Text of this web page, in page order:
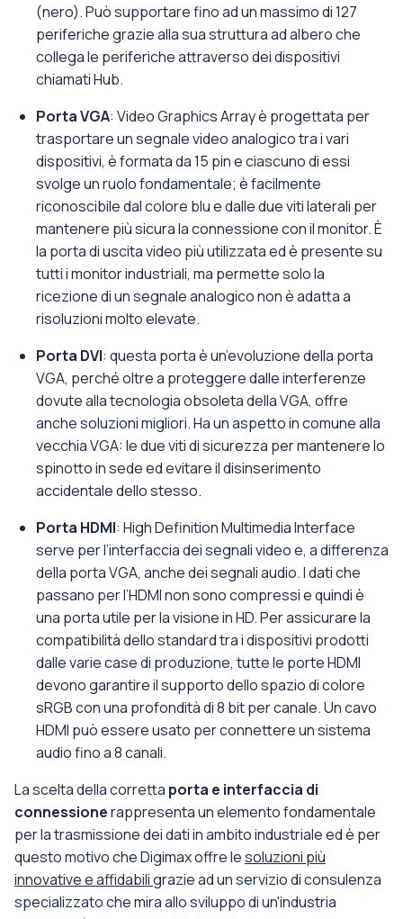
(nero). Può supportare fino ad un massimo di 127
periferiche grazie alla sua struttura ad albero che
collega le periferiche attraverso dei dispositivi
chiamati Hub.
Porta VGA: Video Graphics Array è progettata per
trasportare un segnale video analogico tra i vari
dispositivi, è formata da 15 pin e ciascuno di essi
svolge un ruolo fondamentale; è facilmente
riconoscibile dal colore blu e dalle due viti laterali per
mantenere più sicura la connessione con il monitor. È
la porta di uscita video più utilizzata ed è presente su
tutti i monitor industriali, ma permette solo la
ricezione di un segnale analogico non è adatta a
risoluzioni molto elevate.
Porta DVI: questa porta è un’evoluzione della porta
VGA, perché oltre a proteggere dalle interferenze
dovute alla tecnologia obsoleta della VGA, offre
anche soluzioni migliori. Ha un aspetto in comune alla
vecchia VGA: le due viti di sicurezza per mantenere lo
spinotto in sede ed evitare il disinserimento
accidentale dello stesso.
Porta HDMI: High Definition Multimedia Interface
serve per l’interfaccia dei segnali video e, a differenza
della porta VGA, anche dei segnali audio. I dati che
passano per l’HDMI non sono compressi e quindi è
una porta utile per la visione in HD. Per assicurare la
compatibilità dello standard tra i dispositivi prodotti
dalle varie case di produzione, tutte le porte HDMI
devono garantire il supporto dello spazio di colore
sRGB con una profondità di 8 bit per canale. Un cavo
HDMI può essere usato per connettere un sistema
audio fino a 8 canali.
La scelta della corretta porta e interfaccia di
connessionerappresenta un elemento fondamentale
per la trasmissione dei dati in ambito industriale ed è per
questo motivo che Digimax offre lesoluzioni più
innovative e affidabiligrazie ad un servizio di consulenza
specializzato che mira allo sviluppo di un'industria